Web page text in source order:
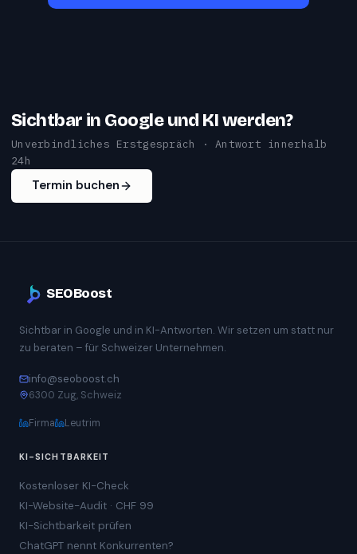
Sichtbar in Google und KI werden?
Unverbindliches Erstgespräch · Antwort innerhalb
24h
Termin buchen
SEOBoost
Sichtbar in Google und in KI-Antworten. Wir setzen um statt nur
zu beraten – für Schweizer Unternehmen.
info@seoboost.ch
6300 Zug, Schweiz
Firma Leutrim
KI-SICHTBARKEIT
Kostenloser KI-Check
KI-Website-Audit · CHF 99
KI-Sichtbarkeit prüfen
ChatGPT nennt Konkurrenten?